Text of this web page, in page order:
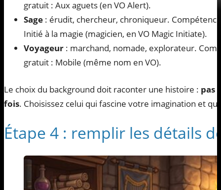
gratuit : Aux aguets (en VO Alert).
Sage : érudit, chercheur, chroniqueur.
Initié à la magie (magicien, en VO Magic Initiate).
Voyageur : marchand, nomade, explorateur.
gratuit : Mobile (même nom en VO).
Le choix du background doit raconter une histoire : pas
fois. Choisissez celui qui fascine votre imagination et
Étape 4 : remplir les détails